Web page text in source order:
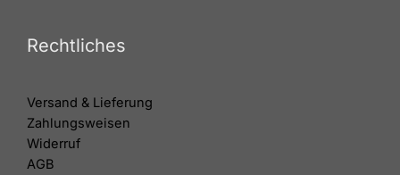
Rechtliches
Versand & Lieferung
Zahlungsweisen
Widerruf
AGB